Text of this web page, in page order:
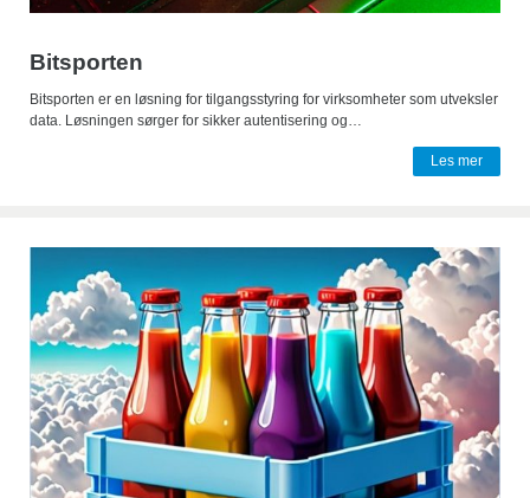
Bitsporten
Bitsporten er en løsning for tilgangsstyring for virksomheter som utveksler
data. Løsningen sørger for sikker autentisering og…
Les mer